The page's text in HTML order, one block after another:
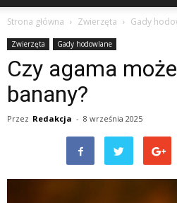
Strona główna Zwierzęta Gady
Zwierzęta Gady hodowlane
Czy agama
banany?
Przez Redakcja - 8 września 2025